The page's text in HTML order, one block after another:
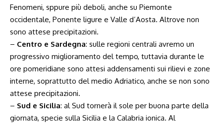
Fenomeni, sppure più deboli, anche su Piemonte
occidentale, Ponente ligure e Valle d’Aosta. Altrove non
sono attese precipitazioni.
– Centro e Sardegna: sulle regioni centrali avremo un
progressivo miglioramento del tempo, tuttavia durante le
ore pomeridiane sono attesi addensamenti sui rilievi e zone
interne, soprattutto del medio Adriatico, anche se non sono
attese precipitazioni.
– Sud e Sicilia: al Sud tornerà il sole per buona parte della
giornata, specie sulla Sicilia e la Calabria ionica. Al